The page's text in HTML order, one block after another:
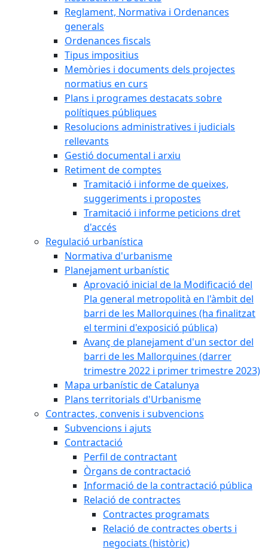
Reglament, Normativa i Ordenances
generals
Ordenances fiscals
Tipus impositius
Memòries i documents dels projectes
normatius en curs
Plans i programes destacats sobre
polítiques públiques
Resolucions administratives i judicials
rellevants
Gestió documental i arxiu
Retiment de comptes
Tramitació i informe de queixes,
suggeriments i propostes
Tramitació i informe peticions dret
d'accés
Regulació urbanística
Normativa d'urbanisme
Planejament urbanístic
Aprovació inicial de la Modificació del
Pla general metropolità en l'àmbit del
barri de les Mallorquines (ha finalitzat
el termini d'exposició pública)
Avanç de planejament d'un sector del
barri de les Mallorquines (darrer
trimestre 2022 i primer trimestre 2023)
Mapa urbanístic de Catalunya
Plans territorials d'Urbanisme
Contractes, convenis i subvencions
Subvencions i ajuts
Contractació
Perfil de contractant
Òrgans de contractació
Informació de la contractació pública
Relació de contractes
Contractes programats
Relació de contractes oberts i
negociats (històric)